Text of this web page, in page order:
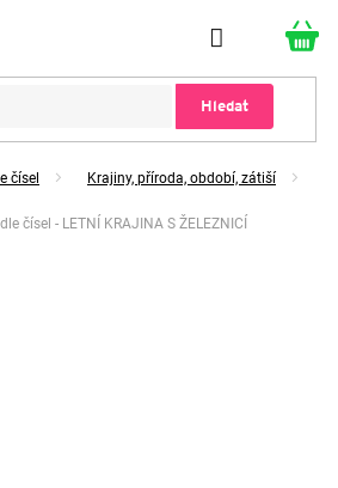
Hledat
čísel Krajiny, příroda, období, zátiší
čísel - LETNÍ KRAJINA S ŽELEZNICÍ